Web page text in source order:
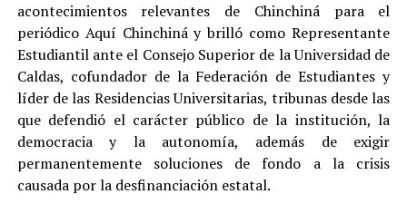
acontecimientos relevantes de Chinchiná para el
periódico Aquí Chinchiná y brilló como Representante
Estudiantil ante el Consejo Superior de la Universidad de
Caldas, cofundador de la Federación de Estudiantes y
líder de las Residencias Universitarias, tribunas desde las
que defendió el carácter público de la institución, la
democracia y la autonomía, además de exigir
permanentemente soluciones de fondo a la crisis
causada por la desfinanciación estatal.